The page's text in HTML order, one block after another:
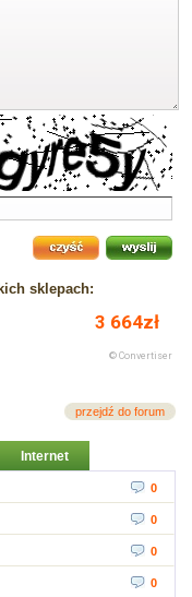
sklepach:
przejdź do forum
Internet
0
0
0
0